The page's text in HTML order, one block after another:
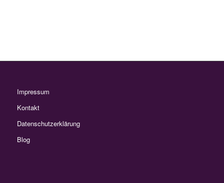
Impressum
Kontakt
Datenschutzerklärung
Blog